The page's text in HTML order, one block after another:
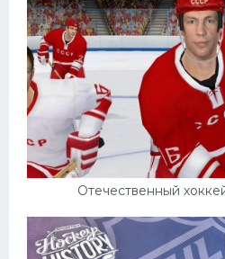
Отечественный